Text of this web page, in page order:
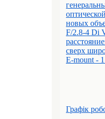
новых
F/2.8-4 Di
сверх
E-mount -
Графік